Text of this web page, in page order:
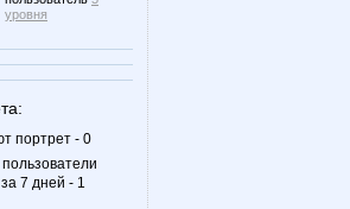
уровня
портрет - 0
7 дней - 1